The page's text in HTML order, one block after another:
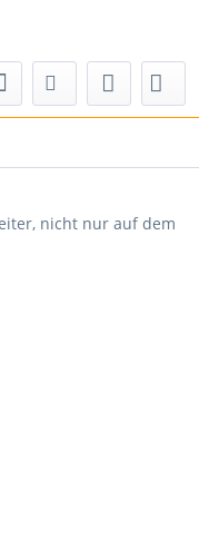
nicht nur auf dem